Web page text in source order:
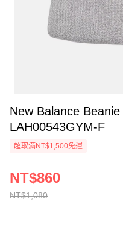
New Balance
LAH00543GYM-F
超取滿NT$1,500免運
NT$1,080
NT$860